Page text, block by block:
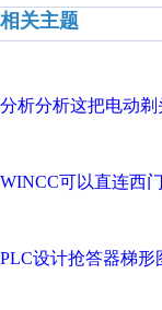
相关主题
分析分析这把电动剃
WINCC可以直连西
PLC设计抢答器梯形